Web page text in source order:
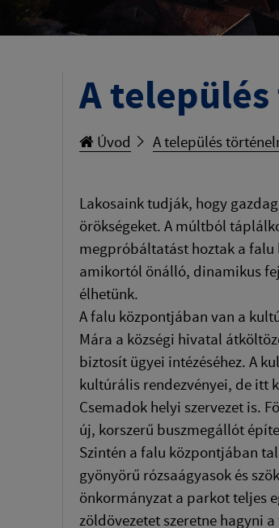
A
Úvod A település
Lakosaink tudják, hogy
örökségeket. A múltból
megpróbáltatást hoztak a falu
amikortól önálló, dinamikus
élhetünk.
A falu központjában van a
Mára a községi hivatal
biztosít ügyei intézéséhez. A
kultúrális rendezvényei, de itt
Csemadok helyi szervezet is.
új, korszerű buszmegállót
Szintén a falu központjában
gyönyörű rózsaágyasok és
önkormányzat a parkot teljes
zöldövezetet szeretne hagyni